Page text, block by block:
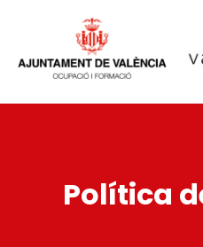
Política